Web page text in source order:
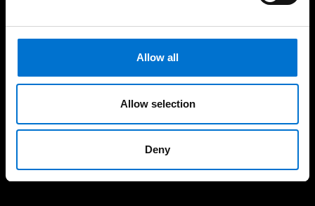
Allow all
Allow selection
Deny
Spécialisé dans le
rénovation
Fabrication 100%
Nos produits